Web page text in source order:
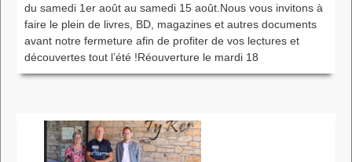
du samedi 1er août au samedi 15 août.Nous vous invitons à
faire le plein de livres, BD, magazines et autres documents
avant notre fermeture afin de profiter de vos lectures et
découvertes tout l’été !Réouverture le mardi 18